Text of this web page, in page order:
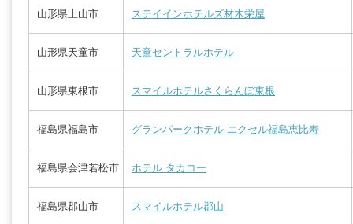
山形県上山市 ステイインホテルズ材木栄屋
山形県天童市 天童セントラルホテル
山形県東根市 スマイルホテルさくらんぼ東根
福島県福島市 グランパークホテル エクセル福島恵比寿
福島県会津若松市 ホテル タカコー
福島県郡山市 スマイルホテル郡山